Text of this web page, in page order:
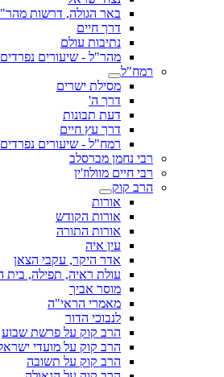
באר הגולה, דרשות
דרך חיים
נתיבות עולם
מהר"ל - שיעורים נפרדים
רמח"ל
מסילת ישרים
דרך ה'
דעת תבונות
דרך עץ חיים
רמח"ל - שיעורים נפרדים
רבי נחמן מברסלב
רבי חיים מוולוז'ין
הרב קוק
אורות
אורות הקודש
אורות התורה
עין איה
אדר היקר, עקבי הצאן
עולת ראיה, תפילה,
מוסר אביך
מאמרי הראי"ה
לנבוכי הדור
הרב קוק על פרשת שבוע
הרב קוק על מועדי
הרב קוק על תשובה